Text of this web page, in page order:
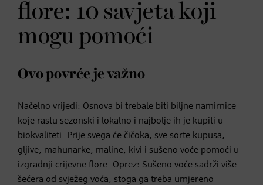
flore: 10 savjeta koji
mogu pomoći
Ovo povrće je važno
Načelno vrijedi: Osnova bi trebale biti biljne namirnice
koje rastu sezonski i lokalno i najbolje ih je kupiti u
biokvaliteti. Prije svega će čičoka, sve sorte kupusa,
gljive, mahunarke, maline, kivi i sušeno voće pomoći u
izgradnji crijevne flore. Oprez: Sušeno voće sadrži više
šećera od svježeg voća, stoga ga treba umjereno